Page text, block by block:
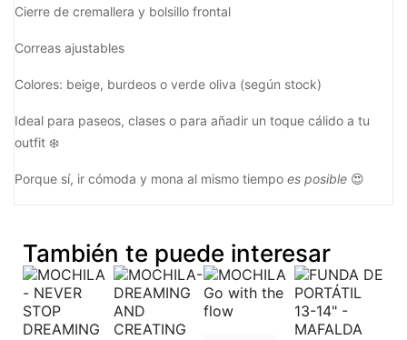
Cierre de cremallera y bolsillo frontal
Correas ajustables
Colores: beige, burdeos o verde oliva (según stock)
Ideal para paseos, clases o para añadir un toque cálido a tu
outfit ❄️
Porque sí, ir cómoda y mona al mismo tiempo es posible 😍
También te puede interesar